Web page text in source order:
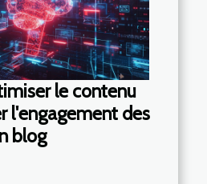
le contenu
l'engagement des
blog